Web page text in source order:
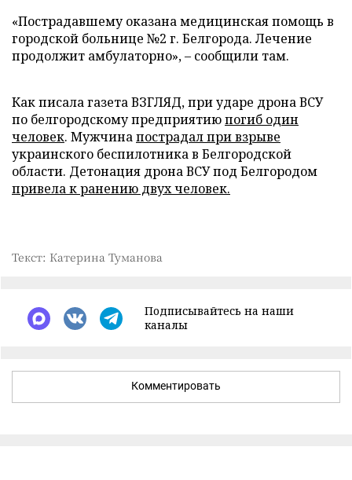
«Пострадавшему оказана медицинская помощь в
городской больнице №2 г. Белгорода. Лечение
продолжит амбулаторно», – сообщили там.
Как писала газета ВЗГЛЯД, при ударе дрона ВСУ
по белгородскому предприятиюпогиб один
человек. Мужчинапострадал при взрыве
украинского беспилотника в Белгородской
области. Детонация дрона ВСУ под Белгородом
привела к ранению двух человек.
Текст: Катерина Туманова
Подписывайтесь на наши
каналы
Комментировать